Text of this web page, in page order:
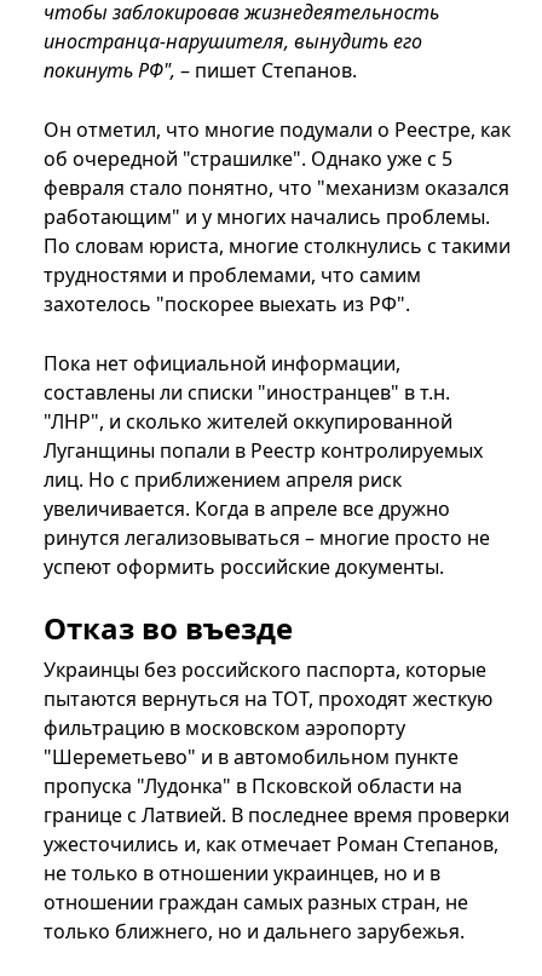
чтобы заблокировав жизнедеятельность
иностранца-нарушителя, вынудить его
покинуть РФ", – пишет Степанов.
Он отметил, что многие подумали о Реестре, как
об очередной "страшилке". Однако уже с 5
февраля стало понятно, что "механизм оказался
работающим" и у многих начались проблемы.
По словам юриста, многие столкнулись с такими
трудностями и проблемами, что самим
захотелось "поскорее выехать из РФ".
Пока нет официальной информации,
составлены ли списки "иностранцев" в т.н.
"ЛНР", и сколько жителей оккупированной
Луганщины попали в Реестр контролируемых
лиц. Но с приближением апреля риск
увеличивается. Когда в апреле все дружно
ринутся легализовываться – многие просто не
успеют оформить российские документы.
Отказ во въезде
Украинцы без российского паспорта, которые
пытаются вернуться на ТОТ, проходят жесткую
фильтрацию в московском аэропорту
"Шереметьево" и в автомобильном пункте
пропуска "Лудонка" в Псковской области на
границе с Латвией. В последнее время проверки
ужесточились и, как отмечает Роман Степанов,
не только в отношении украинцев, но и в
отношении граждан самых разных стран, не
только ближнего, но и дальнего зарубежья.